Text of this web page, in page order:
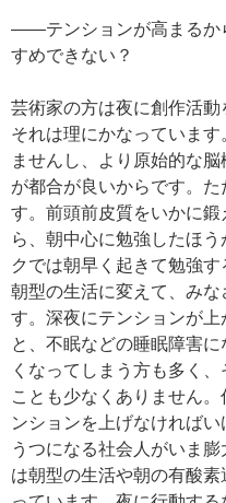
——テンションが高まるか
すめできない？
芸術家の方は夜に創作活動
それは理にかなっていま
ませんし、より原始的な
が都合が良いからです。
す。前頭前皮質をいかに
ら、朝中心に勉強したほ
クでは朝早く起きて勉強
朝型の生活に変えて、み
す。深夜にテンションが
と、不眠などの睡眠障害
くなってしまう方も多く
ことも少なくありません
ンションを上げなければ
うつになる社会人がいま
は朝型の生活や朝の有酸